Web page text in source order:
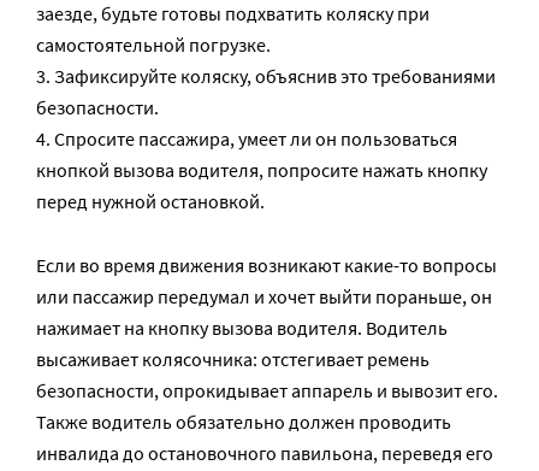
заезде, будьте готовы подхватить коляску при
самостоятельной погрузке.
3. Зафиксируйте коляску, объяснив это требованиями
безопасности.
4. Спросите пассажира, умеет ли он пользоваться
кнопкой вызова водителя, попросите нажать кнопку
перед нужной остановкой.
Если во время движения возникают какие-то вопросы
или пассажир передумал и хочет выйти пораньше, он
нажимает на кнопку вызова водителя. Водитель
высаживает колясочника: отстегивает ремень
безопасности, опрокидывает аппарель и вывозит его.
Также водитель обязательно должен проводить
инвалида до остановочного павильона, переведя его